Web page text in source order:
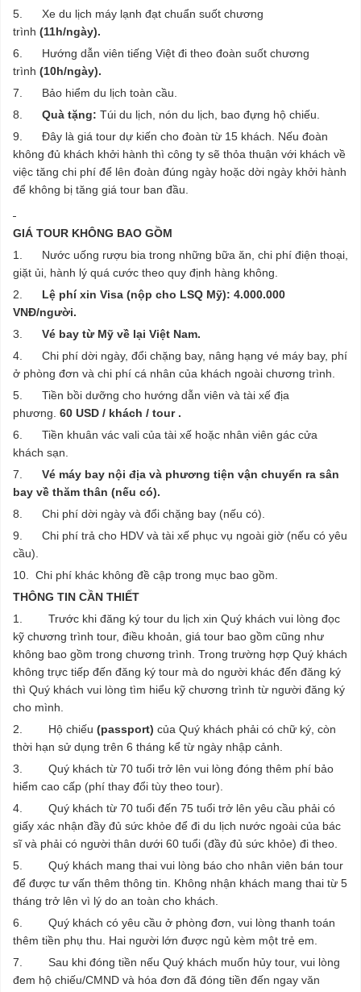
5. Xe du lịch máy lạnh đạt chuẩn suốt chương
trình (11h/ngày).
6. Hướng dẫn viên tiếng Việt đi theo đoàn suốt chương
trình (10h/ngày).
7. Bảo hiểm du lịch toàn cầu.
8. Quà tặng: Túi du lịch, nón du lịch, bao đựng hộ chiếu.
9. Đây là giá tour dự kiến cho đoàn từ 15 khách. Nếu đoàn
không đủ khách khởi hành thì công ty sẽ thỏa thuận với khách về
việc tăng chi phí để lên đoàn đúng ngày hoặc dời ngày khởi hành
để không bị tăng giá tour ban đầu.
GIÁ TOUR KHÔNG BAO GỒM
1. Nước uống rượu bia trong những bữa ăn, chi phí điện thoại,
giặt ủi, hành lý quá cước theo quy định hàng không.
2. Lệ phí xin Visa (nộp cho LSQ Mỹ): 4.000.000
VNĐ/người.
3. Vé bay từ Mỹ về lại Việt Nam.
4. Chi phí dời ngày, đổi chặng bay, nâng hạng vé máy bay, phí
ở phòng đơn và chi phí cá nhân của khách ngoài chương trình.
5. Tiền bồi dưỡng cho hướng dẫn viên và tài xế địa
phương. 60 USD / khách / tour .
6. Tiền khuân vác vali của tài xế hoặc nhân viên gác cửa
khách sạn.
7. Vé máy bay nội địa và phương tiện vận chuyển ra sân
bay về thăm thân (nếu có).
8. Chi phí dời ngày và đổi chặng bay (nếu có).
9. Chi phí trả cho HDV và tài xế phục vụ ngoài giờ (nếu có yêu
cầu).
10. Chi phí khác không đề cập trong mục bao gồm.
THÔNG TIN CẦN THIẾT
1. Trước khi đăng ký tour du lịch xin Quý khách vui lòng đọc
kỹ chương trình tour, điều khoản, giá tour bao gồm cũng như
không bao gồm trong chương trình. Trong trường hợp Quý khách
không trực tiếp đến đăng ký tour mà do người khác đến đăng ký
thì Quý khách vui lòng tìm hiểu kỹ chương trình từ người đăng ký
cho mình.
2. Hộ chiếu (passport) của Quý khách phải có chữ ký, còn
thời hạn sử dụng trên 6 tháng kể từ ngày nhập cảnh.
3. Quý khách từ 70 tuổi trở lên vui lòng đóng thêm phí bảo
hiểm cao cấp (phí thay đổi tùy theo tour).
4. Quý khách từ 70 tuổi đến 75 tuổi trở lên yêu cầu phải có
giấy xác nhận đầy đủ sức khỏe để đi du lịch nước ngoài của bác
sĩ và phải có người thân dưới 60 tuổi (đầy đủ sức khỏe) đi theo.
5. Quý khách mang thai vui lòng báo cho nhân viên bán tour
để được tư vấn thêm thông tin. Không nhận khách mang thai từ 5
tháng trở lên vì lý do an toàn cho khách.
6. Quý khách có yêu cầu ở phòng đơn, vui lòng thanh toán
thêm tiền phụ thu. Hai người lớn được ngủ kèm một trẻ em.
7. Sau khi đóng tiền nếu Quý khách muốn hủy tour, vui lòng
đem hộ chiếu/CMND và hóa đơn đã đóng tiền đến ngay văn